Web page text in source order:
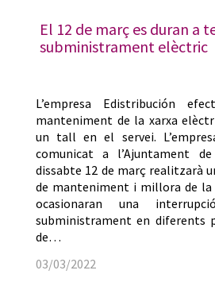
El 12 de març es duran a
subministrament elèctric
L’empresa Edistribución
manteniment de la xarxa
un tall en el servei.
comunicat a l’Ajuntament
dissabte 12 de març realitzarà
de manteniment i millora de la
ocasionaran una
subministrament en diferents
de…
03/03/2022